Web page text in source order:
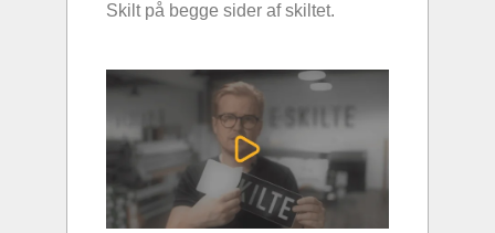
Skilt på begge sider af skiltet.